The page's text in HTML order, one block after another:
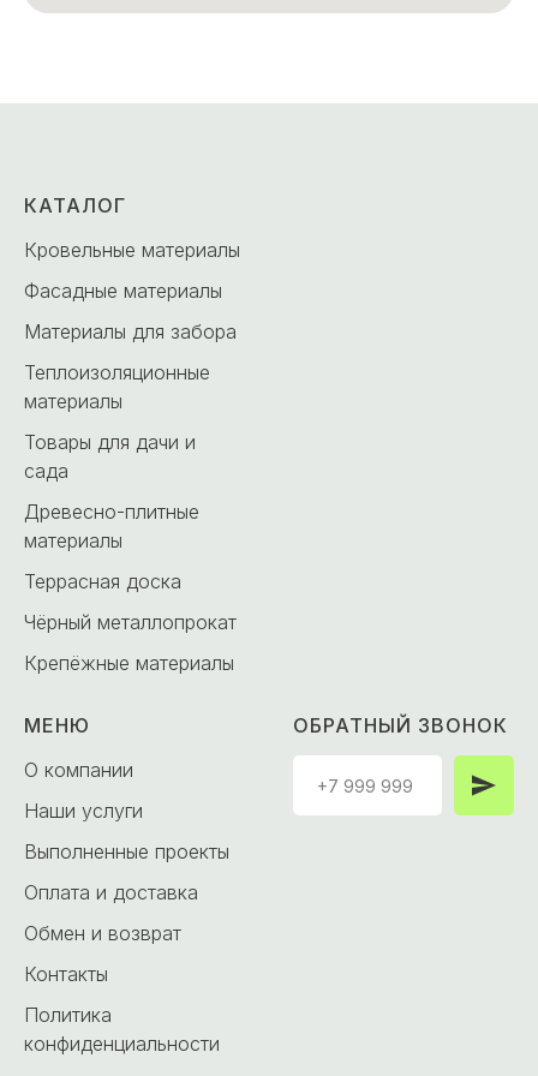
КАТАЛОГ
Кровельные материалы
Фасадные материалы
Материалы для забора
Теплоизоляционные
материалы
Товары для дачи и
сада
Древесно-плитные
материалы
Террасная доска
Чёрный металлопрокат
Крепёжные материалы
МЕНЮ
О компании
Наши услуги
Выполненные проекты
Оплата и доставка
Обмен и возврат
Контакты
Политика
конфиденциальности
ОБРАТНЫЙ ЗВОНОК